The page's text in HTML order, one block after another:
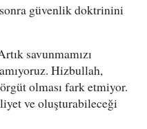
güvenlik doktrinini
savunmamızı
Hizbullah,
olması fark etmiyor.
ve oluşturabileceği